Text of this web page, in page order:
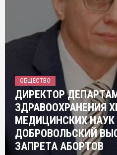
ОБЩЕСТВО
ДИРЕКТОР
ЗДРАВООХРАНЕНИЯ
МЕДИЦИНСКИХ НАУК
ДОБРОВОЛЬСКИЙ
ЗАПРЕТА АБОРТОВ